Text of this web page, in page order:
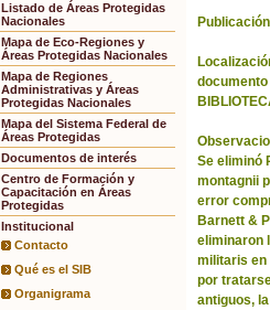
Listado de Áreas Protegidas
Nacionales
Mapa de Eco-Regiones y
Áreas Protegidas Nacionales
Mapa de Regiones
Administrativas y Áreas
Protegidas Nacionales
Mapa del Sistema Federal de
Áreas Protegidas
Documentos de interés
Centro de Formación y
Capacitación en Áreas
Protegidas
Institucional
Contacto
Qué es el SIB
Organigrama
Publicación
documento
Se eliminó
montagnii
error
Barnett &
eliminaron
militaris en
por
antiguos,